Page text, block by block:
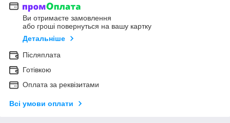
Ви отримаєте замовлення
або гроші повернуться на вашу картку
Детальніше
Післяплата
Готівкою
Оплата за реквізитами
Всі умови оплати